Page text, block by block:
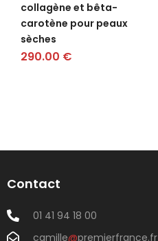
collagène et bêta-
carotène pour peaux
sèches
290.00 €
Contact
01 41 94 18 00
camille@premierfrance.fr